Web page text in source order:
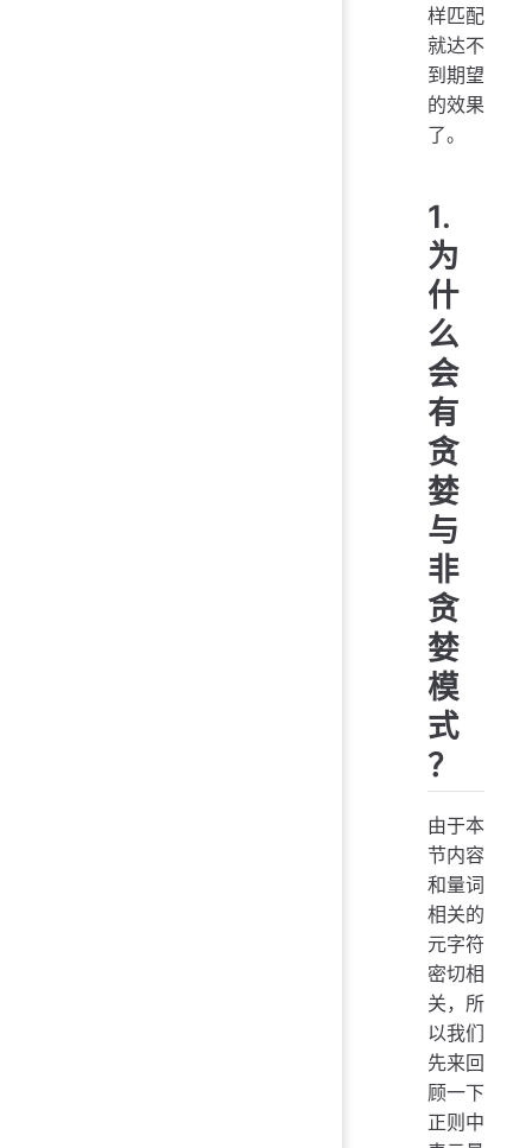
样匹配
就达不
到期望
的效果
了。
1.
为
什
么
会
有
贪
婪
与
非
贪
婪
模
式
？
由于本
节内容
和量词
相关的
元字符
密切相
关，所
以我们
先来回
顾一下
正则中